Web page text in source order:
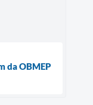
da OBMEP